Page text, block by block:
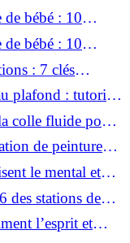
de bébé : 10
de bébé : 10
: 7 clés
plafond : tutoriel
colle fluide pour
de peinture
le mental et
des stations de
l’esprit et